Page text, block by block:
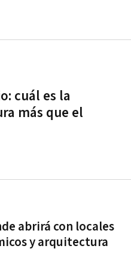
cuál es la
más que el
abrirá con locales
y arquitectura